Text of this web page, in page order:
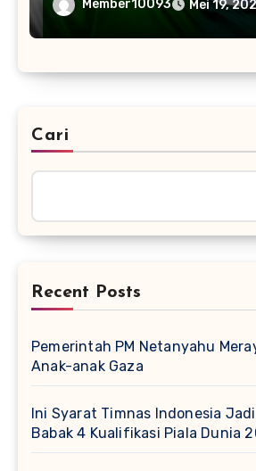
Member10093 Mei 19,
Cari
Recent Posts
Pemerintah PM Netanyahu
Anak-anak Gaza
Ini Syarat Timnas Indonesia
Babak 4 Kualifikasi Piala Dunia